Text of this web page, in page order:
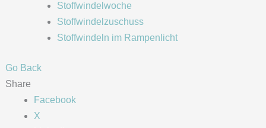
Stoffwindelwoche
Stoffwindelzuschuss
Stoffwindeln im Rampenlicht
Go Back
Share
Facebook
X